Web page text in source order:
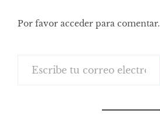
Por favor acceder para comentar.